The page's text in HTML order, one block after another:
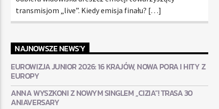
transmisjom „live”. Kiedy emisja finału? […]
NAJNOWSZE NEWS'Y
EUROWIZJA JUNIOR 2026: 16 KRAJÓW, NOWA PORA I HITY Z
EUROPY
ANNA WYSZKONI Z NOWYM SINGLEM „CIZIA”! TRASA 30
ANIAVERSARY